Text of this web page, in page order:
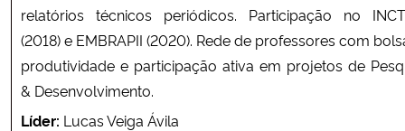
relatórios técnicos periódicos. Participação no
(2018) e EMBRAPII (2020). Rede de professores com
produtividade e participação ativa em projetos de
& Desenvolvimento.
Líder: Lucas Veiga Ávila